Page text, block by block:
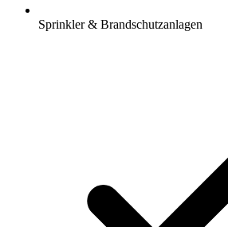
Sprinkler & Brandschutzanlagen